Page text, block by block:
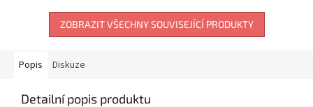
ZOBRAZIT VŠECHNY SOUVISEJÍCÍ PRODUKTY
Popis Diskuze
Detailní popis produktu